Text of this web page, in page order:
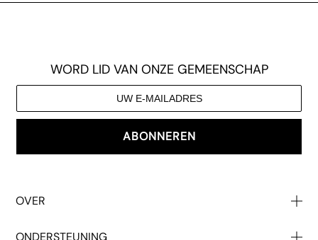
WORD LID VAN ONZE GEMEENSCHAP
ABONNEREN
OVER